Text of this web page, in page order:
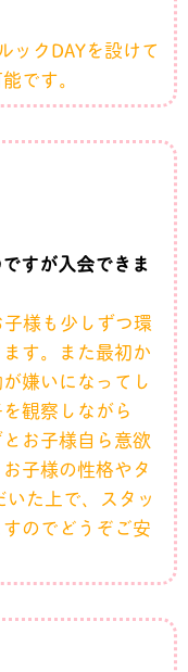
ックDAYを設けて
です。
すが入会できま
様も少しずつ環
す。また最初か
嫌いになってし
観察しながら
お子様自ら意欲
子様の性格やタ
た上で、スタッ
のでどうぞご安